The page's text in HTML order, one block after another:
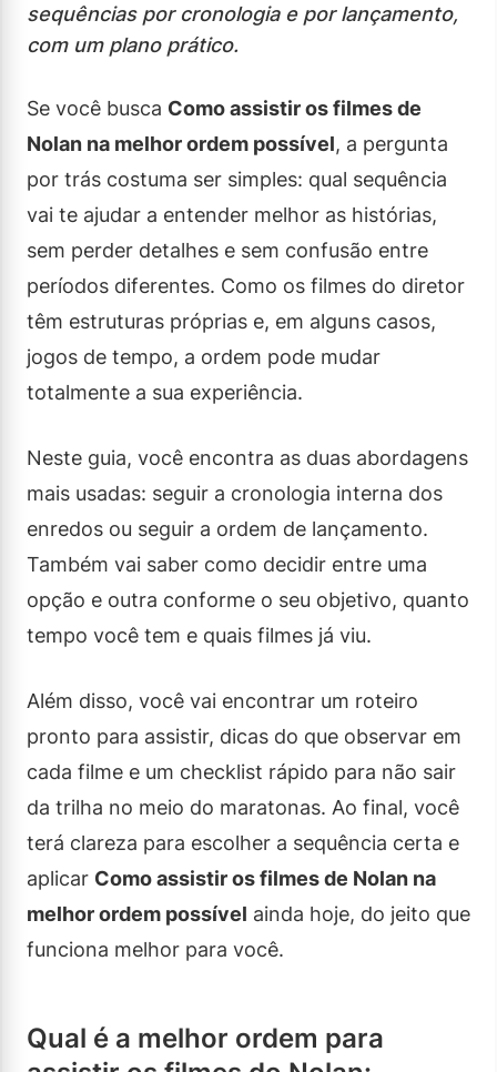
sequências por cronologia e por lançamento,
com um plano prático.
Se você busca Como assistir os filmes de
Nolan na melhor ordem possível, a pergunta
por trás costuma ser simples: qual sequência
vai te ajudar a entender melhor as histórias,
sem perder detalhes e sem confusão entre
períodos diferentes. Como os filmes do diretor
têm estruturas próprias e, em alguns casos,
jogos de tempo, a ordem pode mudar
totalmente a sua experiência.
Neste guia, você encontra as duas abordagens
mais usadas: seguir a cronologia interna dos
enredos ou seguir a ordem de lançamento.
Também vai saber como decidir entre uma
opção e outra conforme o seu objetivo, quanto
tempo você tem e quais filmes já viu.
Além disso, você vai encontrar um roteiro
pronto para assistir, dicas do que observar em
cada filme e um checklist rápido para não sair
da trilha no meio do maratonas. Ao final, você
terá clareza para escolher a sequência certa e
aplicar Como assistir os filmes de Nolan na
melhor ordem possível ainda hoje, do jeito que
funciona melhor para você.
Qual é a melhor ordem para